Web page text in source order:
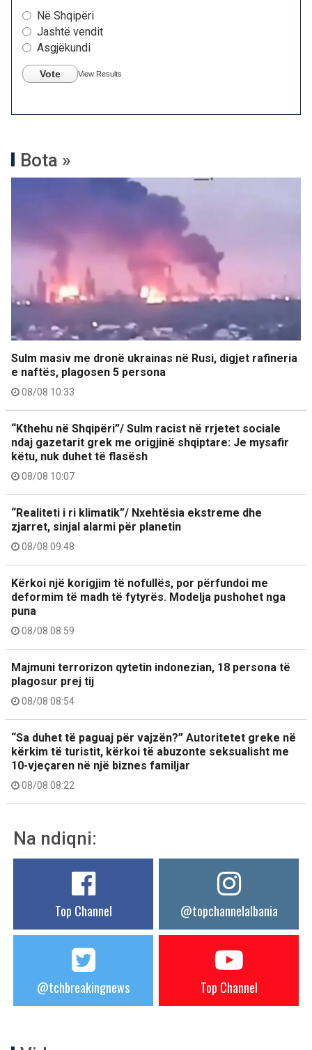
Në Shqipëri
Jashtë vendit
Asgjëkundi
Vote View Results
Bota »
Sulm masiv me dronë ukrainas në Rusi, digjet rafineria
e naftës, plagosen 5 persona
08/08 10:33
“Kthehu në Shqipëri”/ Sulm racist në rrjetet sociale
ndaj gazetarit grek me origjinë shqiptare: Je mysafir
këtu, nuk duhet të flasësh
08/08 10:07
“Realiteti i ri klimatik”/ Nxehtësia ekstreme dhe
zjarret, sinjal alarmi për planetin
08/08 09:48
Kërkoi një korigjim të nofullës, por përfundoi me
deformim të madh të fytyrës. Modelja pushohet nga
puna
08/08 08:59
Majmuni terrorizon qytetin indonezian, 18 persona të
plagosur prej tij
08/08 08:54
“Sa duhet të paguaj për vajzën?” Autoritetet greke në
kërkim të turistit, kërkoi të abuzonte seksualisht me
10-vjeçaren në një biznes familjar
08/08 08:22
Na ndiqni:
Top Channel @topchannelalbania
@tchbreakingnews Top Channel